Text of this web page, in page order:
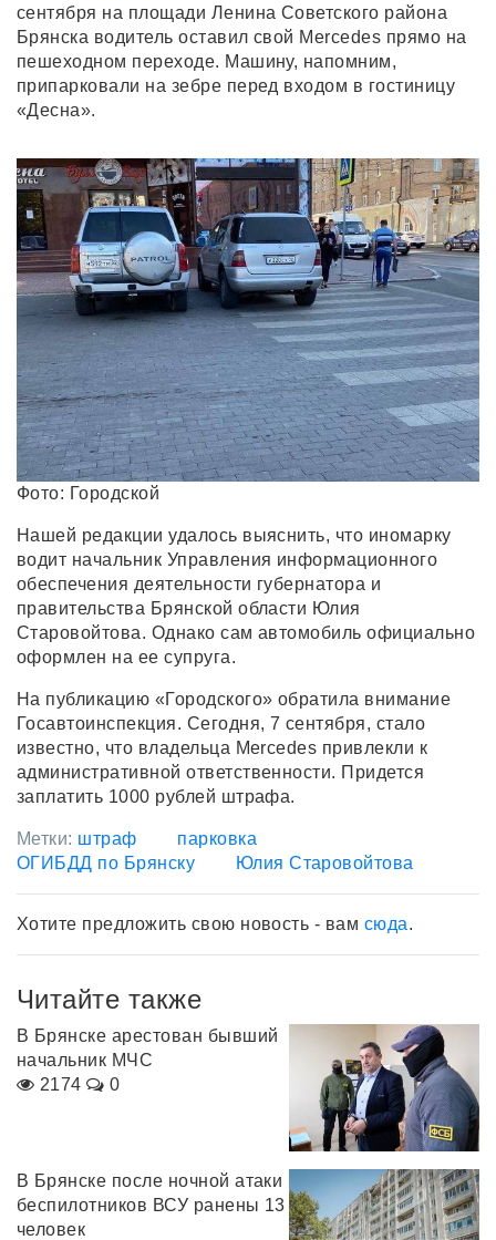
сентября на площади Ленина Советского района
Брянска водитель оставил свой Mercedes прямо на
пешеходном переходе. Машину, напомним,
припарковали на зебре перед входом в гостиницу
«Десна».
Фото: Городской
Нашей редакции удалось выяснить, что иномарку
водит начальник Управления информационного
обеспечения деятельности губернатора и
правительства Брянской области Юлия
Старовойтова. Однако сам автомобиль официально
оформлен на ее супруга.
На публикацию «Городского» обратила внимание
Госавтоинспекция. Сегодня, 7 сентября, стало
известно, что владельца Mercedes привлекли к
административной ответственности. Придется
заплатить 1000 рублей штрафа.
Метки: штраф
парковка
ОГИБДД по Брянску
Юлия Старовойтова
Хотите предложить свою новость - вам сюда.
Читайте также
В Брянске арестован бывший
начальник МЧС
2174
0
В Брянске после ночной атаки
беспилотников ВСУ ранены 13
человек